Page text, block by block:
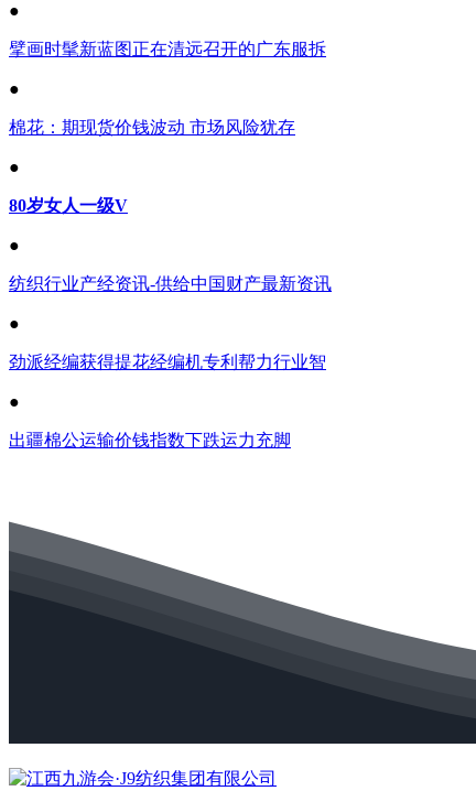
●
擘画时髦新蓝图正在清远召开的广东服拆
●
棉花：期现货价钱波动 市场风险犹存
●
80岁女人一级V
●
纺织行业产经资讯-供给中国财产最新资讯
●
劲派经编获得提花经编机专利帮力行业智
●
出疆棉公运输价钱指数下跌运力充脚